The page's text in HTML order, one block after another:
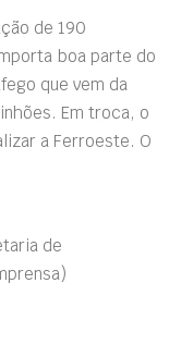
de 190
boa parte do
que vem da
Em troca, o
a Ferroeste. O
de